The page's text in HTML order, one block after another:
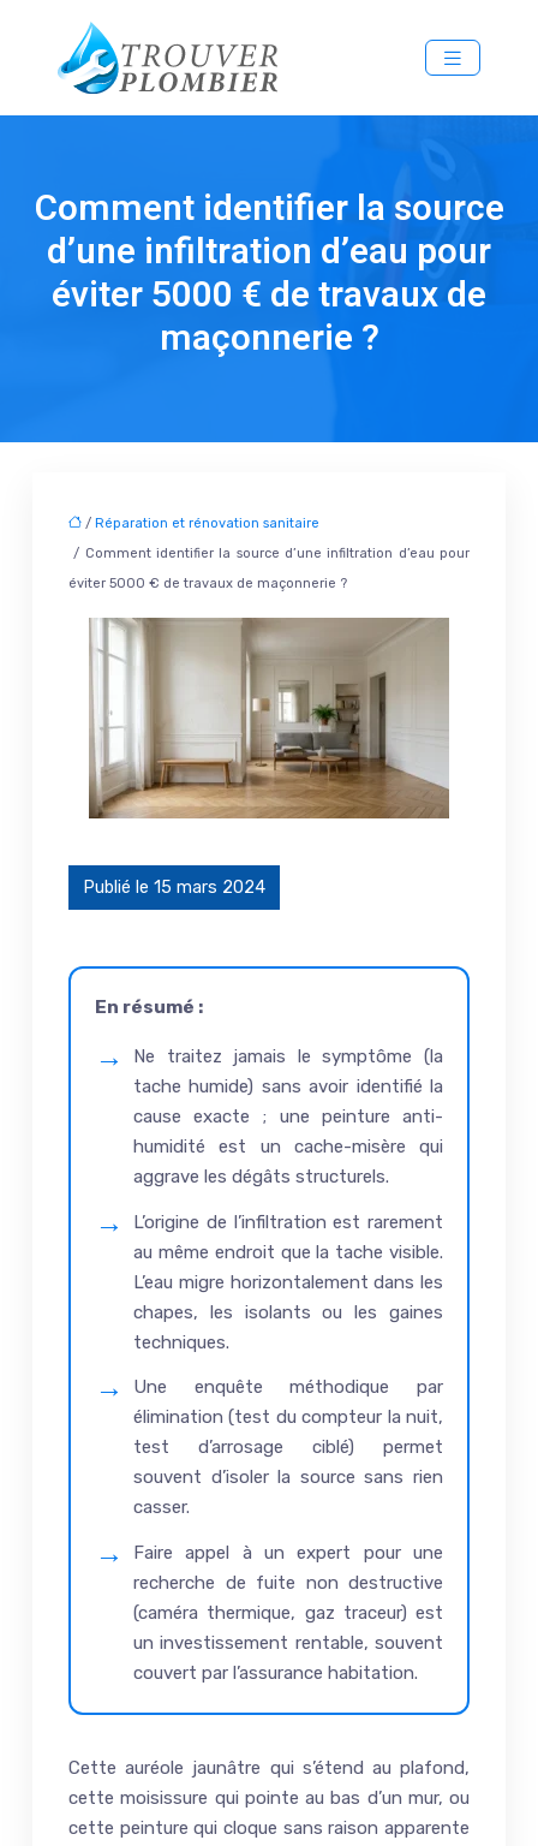
Comment identifier la source
d’une infiltration d’eau pour
éviter 5000 € de travaux de
maçonnerie ?
/ Réparation et rénovation sanitaire
/ Comment identifier la source d’une infiltration d’eau pour
éviter 5000 € de travaux de maçonnerie ?
Publié le 15 mars 2024
En résumé :
Ne traitez jamais le symptôme (la
tache humide) sans avoir identifié la
cause exacte ; une peinture anti-
humidité est un cache-misère qui
aggrave les dégâts structurels.
L’origine de l’infiltration est rarement
au même endroit que la tache visible.
L’eau migre horizontalement dans les
chapes, les isolants ou les gaines
techniques.
Une enquête méthodique par
élimination (test du compteur la nuit,
test d’arrosage ciblé) permet
souvent d’isoler la source sans rien
casser.
Faire appel à un expert pour une
recherche de fuite non destructive
(caméra thermique, gaz traceur) est
un investissement rentable, souvent
couvert par l’assurance habitation.
Cette auréole jaunâtre qui s’étend au plafond,
cette moisissure qui pointe au bas d’un mur, ou
cette peinture qui cloque sans raison apparente